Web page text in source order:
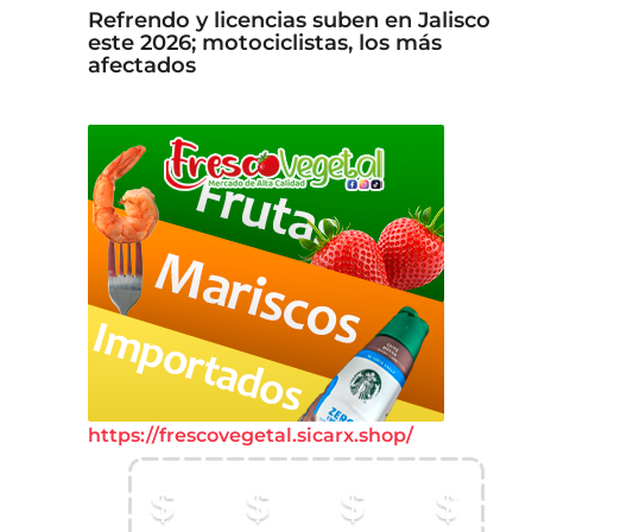
Refrendo y licencias suben en Jalisco
este 2026; motociclistas, los más
afectados
https://frescovegetal.sicarx.shop/